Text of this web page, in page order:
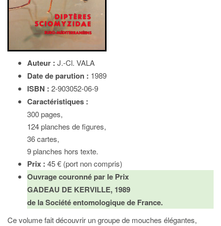
Auteur : J.-Cl. VALA
Date de parution : 1989
ISBN : 2-903052-06-9
Caractéristiques :
300 pages,
124 planches de figures,
36 cartes,
9 planches hors texte.
Prix : 45 € (port non compris)
Ouvrage couronné par le Prix
GADEAU DE KERVILLE, 1989
de la Société entomologique de France.
Ce volume fait découvrir un groupe de mouches élégantes,